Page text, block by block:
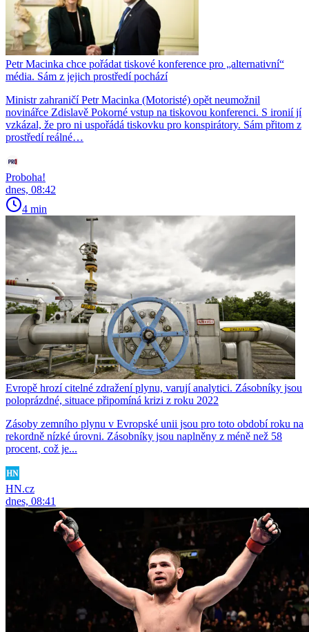
Petr Macinka chce pořádat tiskové konference pro „alternativní“
média. Sám z jejich prostředí pochází
Ministr zahraničí Petr Macinka (Motoristé) opět neumožnil
novinářce Zdislavě Pokorné vstup na tiskovou konferenci. S ironií jí
vzkázal, že pro ni uspořádá tiskovku pro konspirátory. Sám přitom z
prostředí reálné…
Proboha!
dnes, 08:42
4 min
Evropě hrozí citelné zdražení plynu, varují analytici. Zásobníky jsou
poloprázdné, situace připomíná krizi z roku 2022
Zásoby zemního plynu v Evropské unii jsou pro toto období roku na
rekordně nízké úrovni. Zásobníky jsou naplněny z méně než 58
procent, což je...
HN.cz
dnes, 08:41